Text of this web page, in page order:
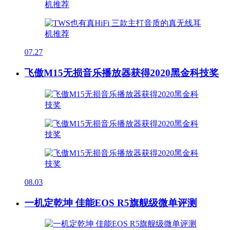
07.27
飞傲M15无损音乐播放器获得2020黑金科技奖
08.03
一机定乾坤 佳能EOS R5旗舰级微单评测